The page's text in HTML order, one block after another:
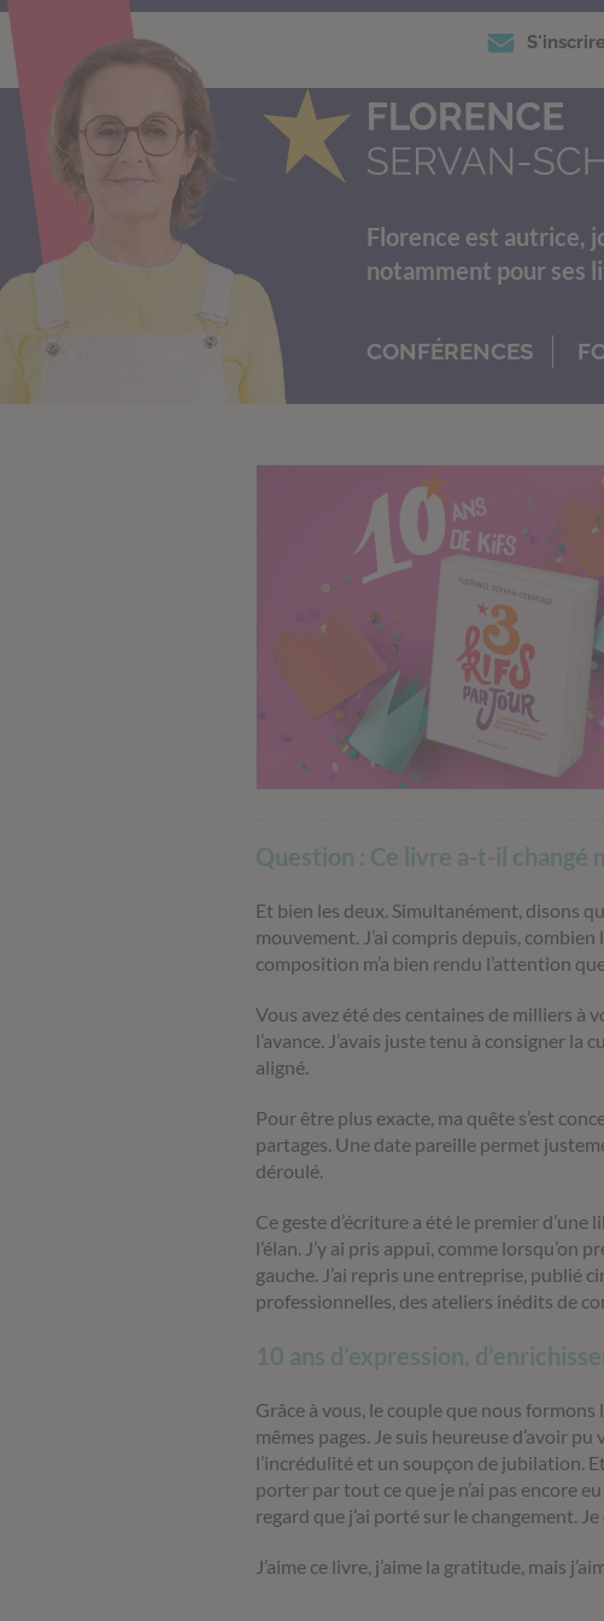
Florence est autrice,
notamment pour ses
CONFÉRENCES
Question : Ce livre a-t-il changé
Et bien les deux. Simultanément, disons
mouvement. J’ai compris depuis,
composition m’a bien rendu l’attention
Vous avez été des centaines de milliers à
l’avance. J’avais juste tenu à consigner
aligné.
Pour être plus exacte, ma quête s’est
partages. Une date pareille permet
déroulé.
Ce geste d’écriture a été le premier
l’élan. J’y ai pris appui, comme lorsqu’on
gauche. J’ai repris une entreprise, publié
professionnelles, des ateliers inédits de
10 ans d’expression,
Grâce à vous, le couple que nous
mêmes pages. Je suis heureuse d’avoir
l’incrédulité et un soupçon de jubilation.
porter par tout ce que je n’ai pas encore
regard que j’ai porté sur le changement.
J’aime ce livre, j’aime la gratitude, mais